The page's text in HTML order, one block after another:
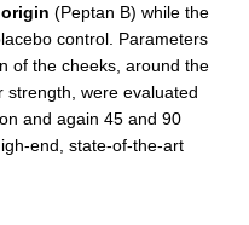
(Peptan B) while the
control. Parameters
of the cheeks, around the
strength, were evaluated
and again 45 and 90
end, state-of-the-art